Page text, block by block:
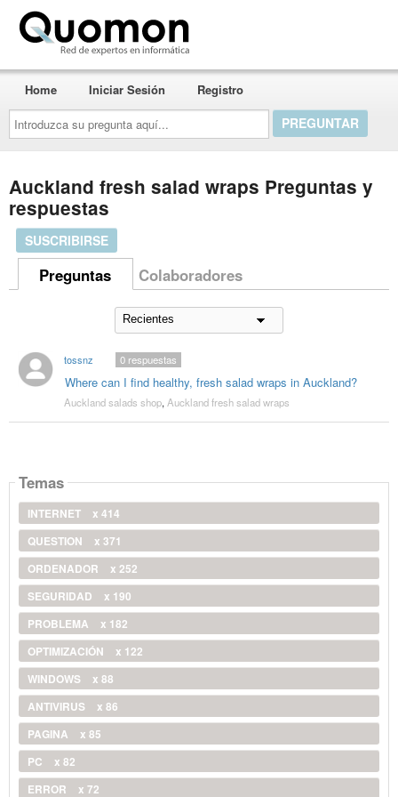
Introduzca
su
pregunta
aquí...
Home Iniciar Sesión Registro
Auckland fresh salad wraps Preguntas y
respuestas
SUSCRIBIRSE
Preguntas Colaboradores
tossnz
Where can I find healthy, fresh salad wraps in Auckland?
0respuestas
Auckland salads shop, Auckland fresh salad wraps
Temas
INTERNET
x 414
QUESTION
x 371
ORDENADOR
x 252
SEGURIDAD
x 190
PROBLEMA
x 182
OPTIMIZACIÓN
x 122
WINDOWS
x 88
ANTIVIRUS
x 86
PAGINA
x 85
PC
x 82
ERROR
x 72